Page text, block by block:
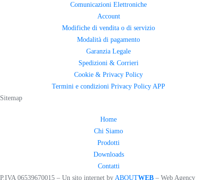
Comunicazioni Elettroniche
Account
Modifiche di vendita o di servizio
Modalità di pagamento
Garanzia Legale
Spedizioni & Corrieri
Cookie & Privacy Policy
Termini e condizioni Privacy Policy APP
Sitemap
Home
Chi Siamo
Prodotti
Downloads
Contatti
P.IVA 06539670015 – Un sito internet by ABOUTWEB – Web Agency